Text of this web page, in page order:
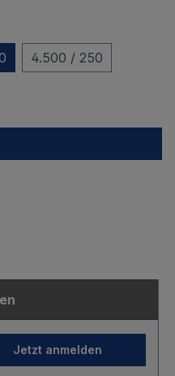
4.500 / 250
Jetzt anmelden